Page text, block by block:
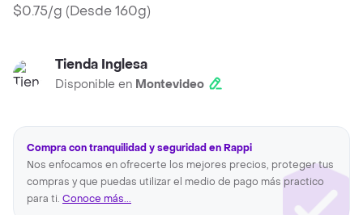
$0.75/g (Desde 160g)
Tienda Inglesa
Disponible en Montevideo
Compra con tranquilidad y seguridad en Rappi
Nos enfocamos en ofrecerte los mejores precios, proteger tus
compras y que puedas utilizar el medio de pago más practico
para ti. Conoce más...